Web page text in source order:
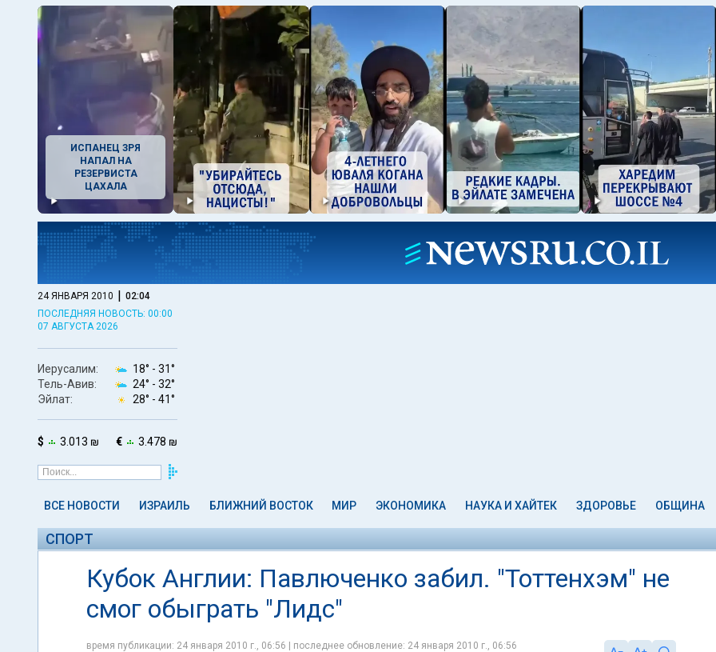
ИСПАНЕЦ ЗРЯ
НАПАЛ НА
РЕЗЕРВИСТА
ЦАХАЛА
24 ЯНВАРЯ 2010 | 02:04
ПОСЛЕДНЯЯ НОВОСТЬ: 00:00
07 АВГУСТА 2026
Иерусалим: 18° - 31°
Тель-Авив:
24° - 32°
Эйлат:
28° - 41°
$ 3.013 ₪ € 3.478 ₪
ВСЕ НОВОСТИ ИЗРАИЛЬ БЛИЖНИЙ ВОСТОК МИР ЭКОНОМИКА НАУКА И ХАЙТЕК ЗДОРОВЬЕ ОБЩИНА
СПОРТ
Кубок Англии: Павлюченко забил. "Тоттенхэм" не
смог обыграть "Лидс"
время публикации: 24 января 2010 г., 06:56 | последнее обновление: 24 января 2010 г., 06:56